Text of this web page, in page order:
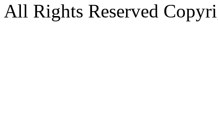
All Rights Reserved